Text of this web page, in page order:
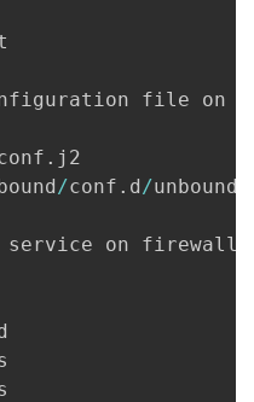
file on
. j2
/conf . d/unbound
service on firewall